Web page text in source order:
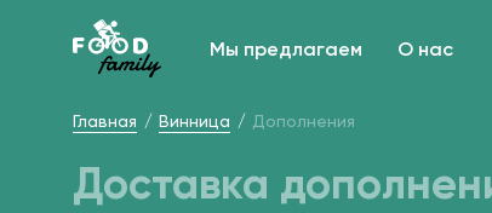
Мы предлагаем О нас
Главная Винница Дополнения
Доставка